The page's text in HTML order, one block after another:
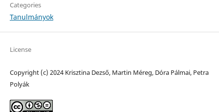
Categories
Tanulmányok
License
Copyright (c) 2024 Krisztina Dezső, Martin Méreg, Dóra Pálmai, Petra
Polyák